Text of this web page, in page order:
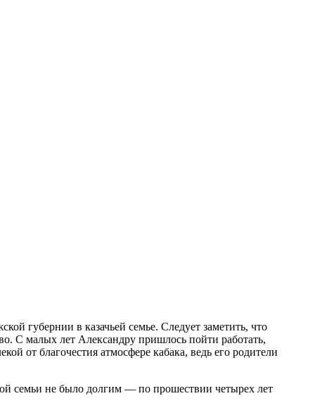
губернии в казачьей семье. Следует заметить, что
С малых лет Александру пришлось пойти работать,
от благочестия атмосфере кабака, ведь его родители
семьи не было долгим — по прошествии четырех лет